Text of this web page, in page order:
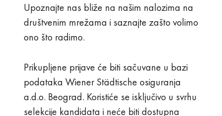
Upoznajte nas bliže na našim nalozima na
društvenim mrežama i saznajte zašto volimo
ono što radimo.
Prikupljene prijave će biti sačuvane u bazi
podataka Wiener Städtische osiguranja
a.d.o. Beograd. Koristiće se isključivo u svrhu
selekcije kandidata i neće biti dostupna